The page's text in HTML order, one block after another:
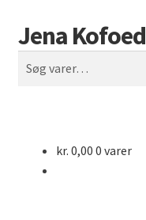
Spring
til
navigation
Spring
til
indhold
Jena Kofoed
efter:
Søg
kr. 0,00 0 varer